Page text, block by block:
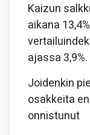
Kaizun
aikana
ajassa 3,9%.
Joidenkin
osakkeita
onnistunut